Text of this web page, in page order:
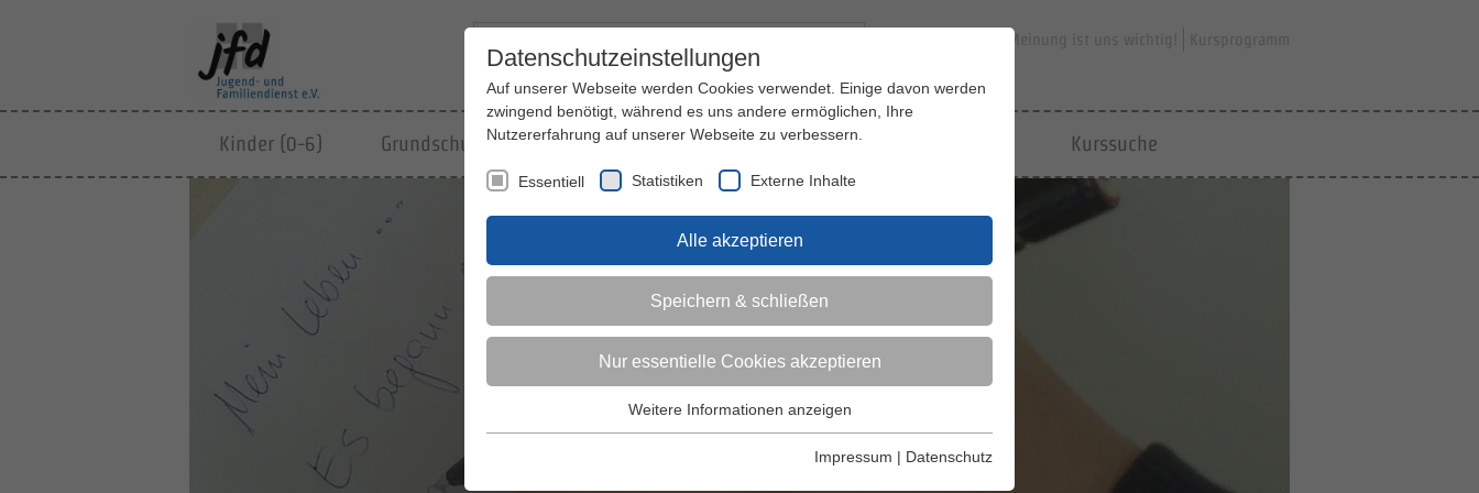
Ihre Meinung ist uns wichtig! Kursprogramm
Kinder (0-6) Grundschulkinder Jugendliche Erwachsene Kurssuche
Datenschutzeinstellungen
Auf unserer Webseite werden Cookies verwendet. Einige davon werden
zwingend benötigt, während es uns andere ermöglichen, Ihre
Nutzererfahrung auf unserer Webseite zu verbessern.
Essentiell Statistiken Externe Inhalte
Alle akzeptieren
Speichern & schließen
Nur essentielle Cookies akzeptieren
Essentielle Cookies werden für grundlegende Funktionen der
Weitere Informationen anzeigen
Impressum | Datenschutz